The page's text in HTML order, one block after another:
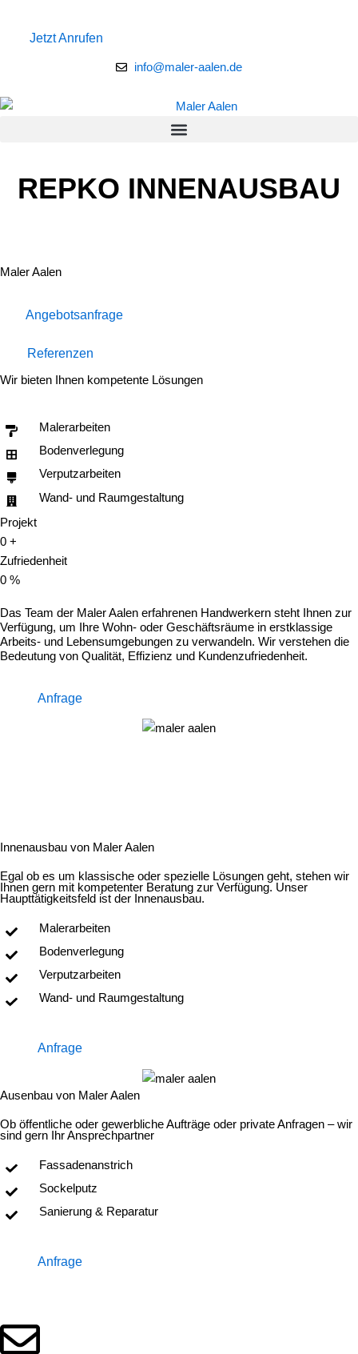
Jetzt Anrufen
info@maler-aalen.de
REPKO INNENAUSBAU
Maler Aalen
Angebotsanfrage
Referenzen
Projekt
0 +
Zufriedenheit
0 %
Das Team der Maler Aalen erfahrenen Handwerkern steht Ihnen zur
Verfügung, um Ihre Wohn- oder Geschäftsräume in erstklassige
Arbeits- und Lebensumgebungen zu verwandeln. Wir verstehen die
Bedeutung von Qualität, Effizienz und Kundenzufriedenheit.
Anfrage
Wir bieten Ihnen kompetente Lösungen
Malerarbeiten
Bodenverlegung
Verputzarbeiten
Wand- und Raumgestaltung
Innenausbau von Maler Aalen
Egal ob es um klassische oder spezielle Lösungen geht, stehen wir
Ihnen gern mit kompetenter Beratung zur Verfügung. Unser
Haupttätigkeitsfeld ist der Innenausbau.
Malerarbeiten
Bodenverlegung
Verputzarbeiten
Wand- und Raumgestaltung
Anfrage
Ausenbau von Maler Aalen
Ob öffentliche oder gewerbliche Aufträge oder private Anfragen – wir
sind gern Ihr Ansprechpartner
Fassadenanstrich
Sockelputz
Sanierung & Reparatur
Anfrage